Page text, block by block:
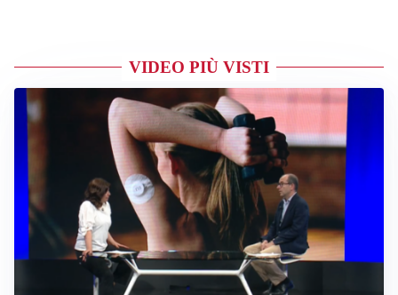
VIDEO PIÙ VISTI